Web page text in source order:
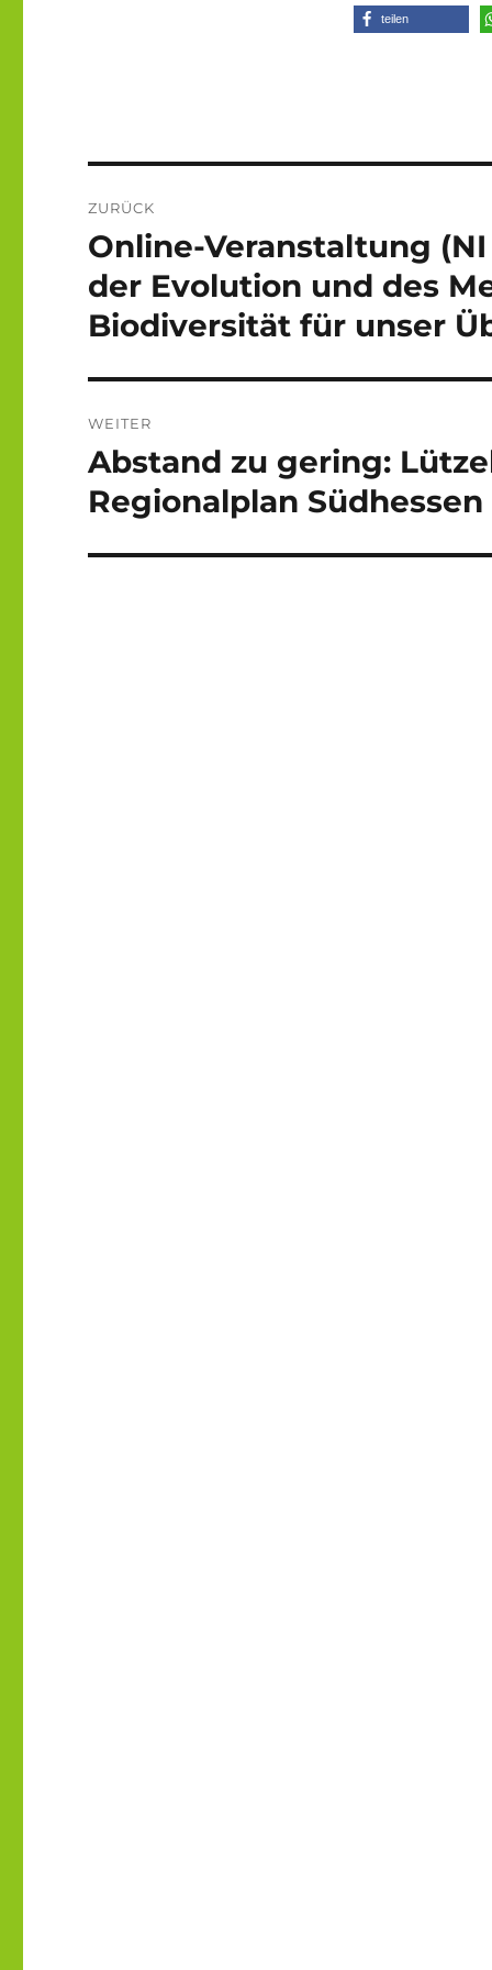
teilen
ZURÜCK
Vorheriger
Beitrag:
Online-Veranstaltung (NI
der Evolution und des
Biodiversität für unser
WEITER
Nächster
Beitrag:
Abstand zu gering:
Regionalplan